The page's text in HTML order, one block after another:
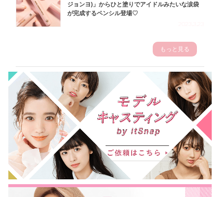
ジョンヨ)」からひと塗りでアイドルみたいな涙袋
が完成するペンシル登場♡
もっと見る